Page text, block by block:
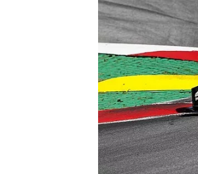
INDYCAR